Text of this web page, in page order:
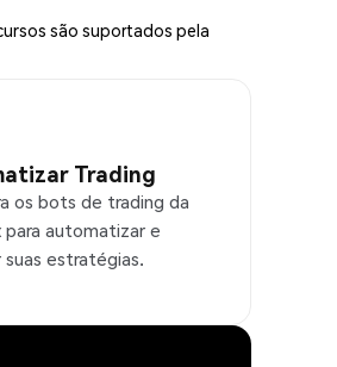
são suportados pela
Trading
os bots de trading da
para automatizar e
estratégias.